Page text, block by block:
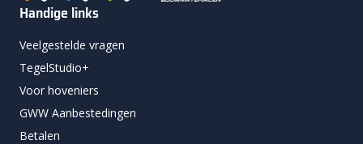
Handige links
Veelgestelde vragen
TegelStudio+
Voor hoveniers
GWW Aanbestedingen
Betalen